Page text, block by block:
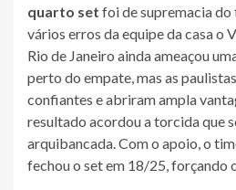
quarto set foi de supremacia do
vários erros da equipe da casa o
Rio de Janeiro ainda ameaçou
perto do empate, mas as
confiantes e abriram ampla
resultado acordou a torcida que
arquibancada. Com o apoio, o
fechou o set em 18/25, forçando